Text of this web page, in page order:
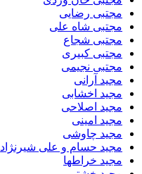
مجتبی رضایی
مجتبی شاه علی
مجتبی شجاع
مجتبی کبیری
مجتبی نجیمی
مجید آرانی
مجید اخشابی
مجید اصلاحی
مجید امینی
مجید چاوشی
مجید حسام و علی شیرنژاد
مجید خراطها